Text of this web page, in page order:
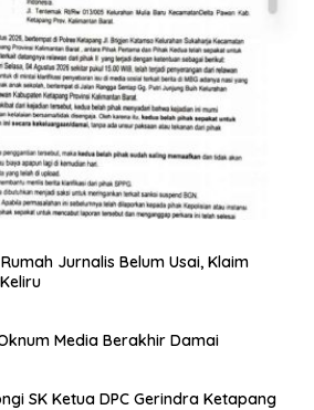
Jurnalis Belum Usai, Klaim
Media Berakhir Damai
SK Ketua DPC Gerindra Ketapang